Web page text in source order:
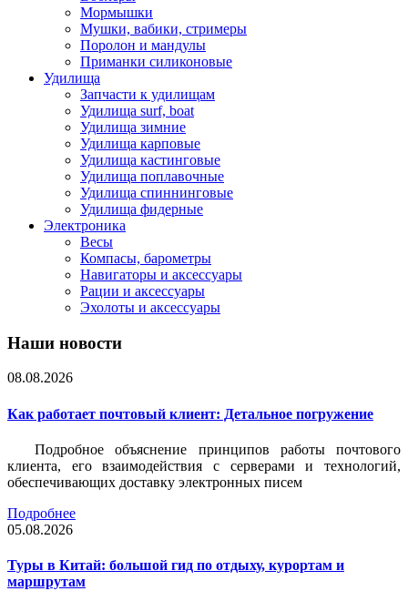
Мормышки
Мушки, вабики, стримеры
Поролон и мандулы
Приманки силиконовые
Удилища
Запчасти к удилищам
Удилища surf, boat
Удилища зимние
Удилища карповые
Удилища кастинговые
Удилища поплавочные
Удилища спиннинговые
Удилища фидерные
Электроника
Весы
Компасы, барометры
Навигаторы и аксессуары
Рации и аксессуары
Эхолоты и аксессуары
Наши новости
08.08.2026
Как работает почтовый клиент: Детальное погружение
Подробное объяснение принципов работы почтового
клиента, его взаимодействия с серверами и технологий,
обеспечивающих доставку электронных писем
Подробнее
05.08.2026
Туры в Китай: большой гид по отдыху, курортам и
маршрутам